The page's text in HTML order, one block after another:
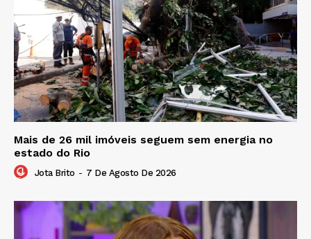
Mais de 26 mil imóveis seguem sem energia no
estado do Rio
Jota Brito - 7 De Agosto De 2026